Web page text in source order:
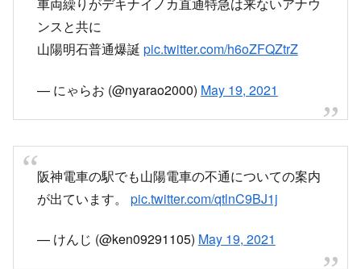
ンスと共に
山陽明石普通爆誕
阪神電車の駅でも山陽電車の不通についての案内
が出ています。pic.twitter.com/qtlnC9BJ1j